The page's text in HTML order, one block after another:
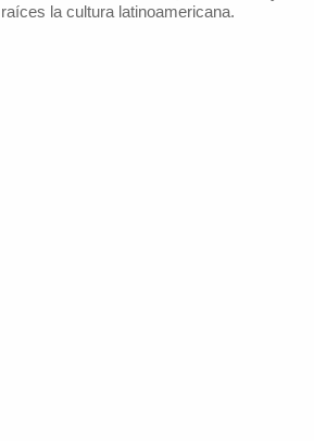
raíces la cultura latinoamericana.